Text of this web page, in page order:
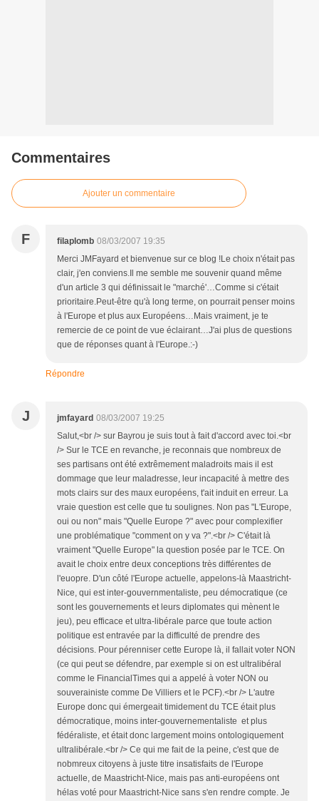
Commentaires
Ajouter un commentaire
F filaplomb 08/03/2007 19:35
Merci JMFayard et bienvenue sur ce blog !Le choix n'était pas
clair, j'en conviens.Il me semble me souvenir quand même
d'un article 3 qui définissait le "marché'…Comme si c'était
prioritaire.Peut-être qu'à long terme, on pourrait penser moins
à l'Europe et plus aux Européens…Mais vraiment, je te
remercie de ce point de vue éclairant…J'ai plus de questions
que de réponses quant à l'Europe.:-)
Répondre
J jmfayard 08/03/2007 19:25
Salut,<br /> sur Bayrou je suis tout à fait d'accord avec toi.<br
/> Sur le TCE en revanche, je reconnais que nombreux de
ses partisans ont été extrêmement maladroits mais il est
dommage que leur maladresse, leur incapacité à mettre des
mots clairs sur des maux européens, t'ait induit en erreur. La
vraie question est celle que tu soulignes. Non pas "L'Europe,
oui ou non" mais "Quelle Europe ?" avec pour complexifier
une problématique "comment on y va ?".<br /> C'était là
vraiment "Quelle Europe" la question posée par le TCE. On
avait le choix entre deux conceptions très différentes de
l'euopre. D'un côté l'Europe actuelle, appelons-là Maastricht-
Nice, qui est inter-gouvernmentaliste, peu démocratique (ce
sont les gouvernements et leurs diplomates qui mènent le
jeu), peu efficace et ultra-libérale parce que toute action
politique est entravée par la difficulté de prendre des
décisions. Pour pérenniser cette Europe là, il fallait voter NON
(ce qui peut se défendre, par exemple si on est ultralibéral
comme le FinancialTimes qui a appelé à voter NON ou
souverainiste comme De Villiers et le PCF).<br /> L'autre
Europe donc qui émergeait timidement du TCE était plus
démocratique, moins inter-gouvernementaliste et plus
fédéraliste, et était donc largement moins ontologiquement
ultralibérale.<br /> Ce qui me fait de la peine, c'est que de
nobmreux citoyens à juste titre insatisfaits de l'Europe
actuelle, de Maastricht-Nice, mais pas anti-européens ont
hélas voté pour Maastricht-Nice sans s'en rendre compte. Je